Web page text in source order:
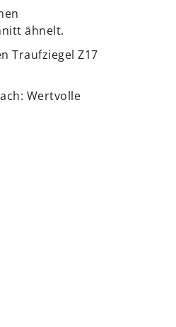
ähnelt.
Traufziegel Z17
Wertvolle